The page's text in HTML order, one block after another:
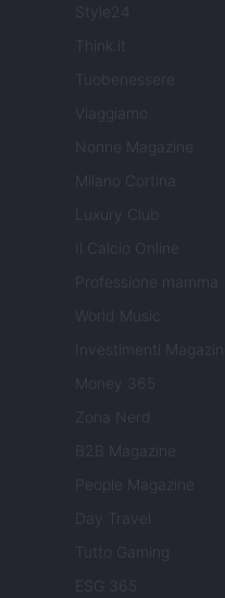
Style24
Think.it
Tuobenessere
Viaggiamo
Nonne Magazine
Milano Cortina
Luxury Club
Il Calcio Online
Professione mamma
World Music
Investimenti Magazine
Money 365
Zona Nerd
B2B Magazine
People Magazine
Day Travel
Tutto Gaming
ESG 365